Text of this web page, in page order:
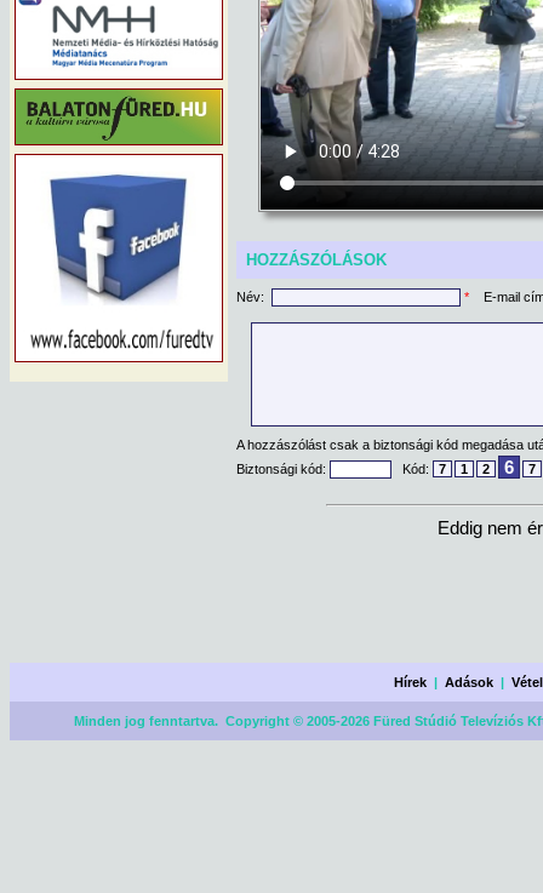
HOZZÁSZÓLÁSOK
Név: * E-mail
A hozzászólást csak a biztonsági kód megadása
Biztonsági kód:
Kód: 7 1 2 6 7
Eddig nem
Hírek |Adások |
Minden jog fenntartva. Copyright © 2005-2026 Füred Stúdió Televíziós